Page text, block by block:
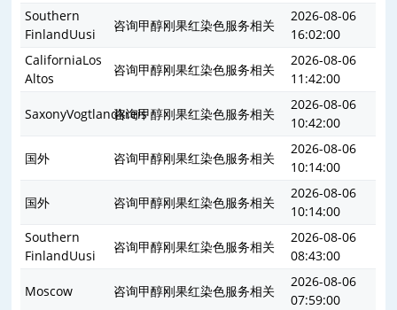
Southern
FinlandUusi
咨询甲醇刚果红染色服务相关
2026-08-06
16:02:00
CaliforniaLos
Altos
咨询甲醇刚果红染色服务相关
2026-08-06
11:42:00
SaxonyVogtlandkreis咨询甲醇刚果红染色服务相关
2026-08-06
10:42:00
国外 咨询甲醇刚果红染色服务相关
2026-08-06
10:14:00
国外 咨询甲醇刚果红染色服务相关
2026-08-06
10:14:00
Southern
FinlandUusi
咨询甲醇刚果红染色服务相关
2026-08-06
08:43:00
Moscow 咨询甲醇刚果红染色服务相关
2026-08-06
07:59:00